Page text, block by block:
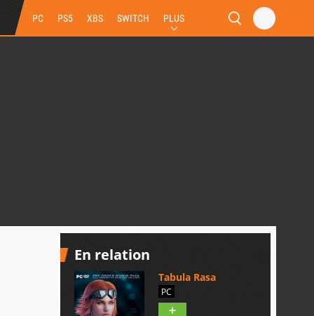
PC PS5 XBS SWITCH PLUS
En relation
Tabula Rasa
PC